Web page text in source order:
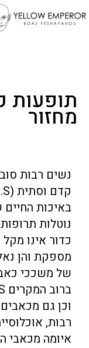
תופעות
מחזור
נשים רבות
באיכות
נוטלות
כדור אינו
מספקת והן
של משככי
וכן גם
רבות,
איומה מכאבי